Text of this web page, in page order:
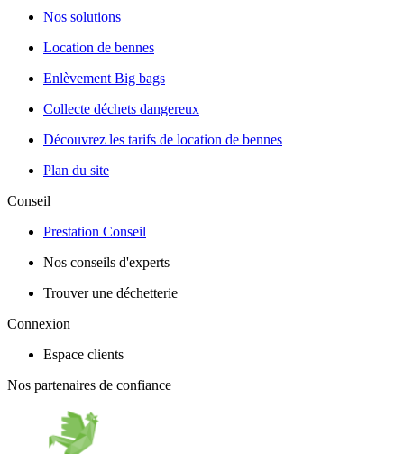
Nos solutions
Location de bennes
Enlèvement Big bags
Collecte déchets dangereux
Découvrez les tarifs de location de bennes
Plan du site
Conseil
Prestation Conseil
Nos conseils d'experts
Trouver une déchetterie
Connexion
Espace clients
Nos partenaires de confiance